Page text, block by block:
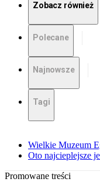
Zobacz również
Polecane
Najnowsze
Tagi
Wielkie Muzeum
Oto najcieplejsze
Promowane treści